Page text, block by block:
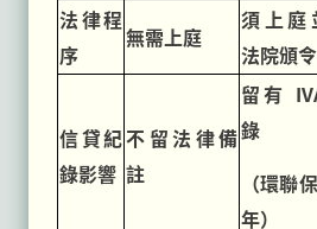
法律程
序
無需上庭
須上庭
法院頒令
信貸紀
錄影響
不留法律備
註
留有
錄
（環聯
年）